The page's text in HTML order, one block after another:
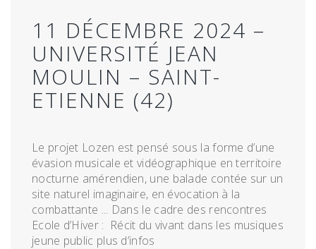
11 DÉCEMBRE 2024 –
UNIVERSITÉ JEAN
MOULIN – SAINT-
ETIENNE (42)
Le projet Lozen est pensé sous la forme d’une
évasion musicale et vidéographique en territoire
nocturne amérendien, une balade contée sur un
site naturel imaginaire, en évocation à la
combattante ... Dans le cadre des rencontres
Ecole d’Hiver : Récit du vivant dans les musiques
jeune public plus d’infos